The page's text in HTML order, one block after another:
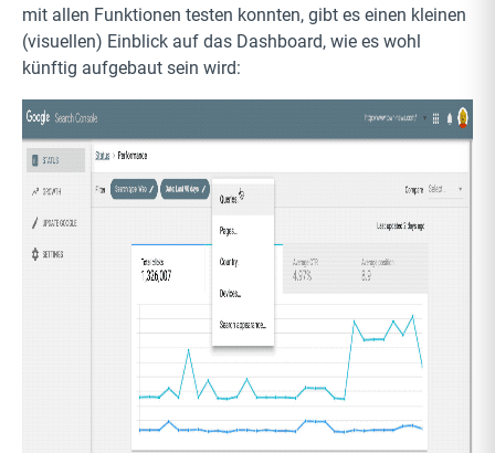
mit allen Funktionen testen konnten, gibt es einen kleinen
(visuellen) Einblick auf das Dashboard, wie es wohl
künftig aufgebaut sein wird: